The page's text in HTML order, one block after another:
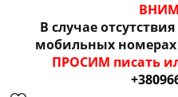
В случае
мобильных
ПРОСИМ писать